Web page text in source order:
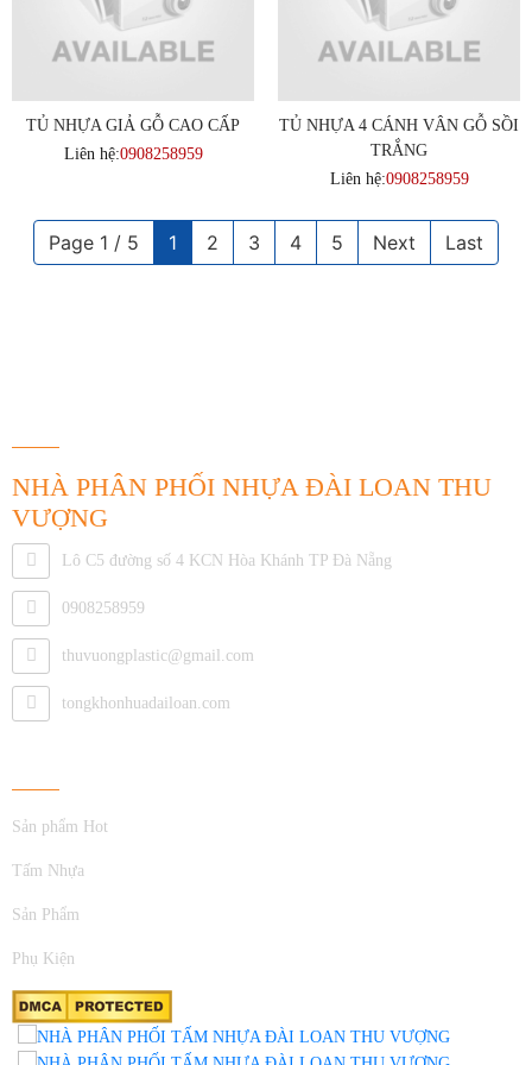
TỦ NHỰA GIẢ GỖ CAO CẤP
Liên hệ:0908258959
TỦ NHỰA 4 CÁNH VÂN GỖ SỒI
TRẮNG
Liên hệ:0908258959
Page 1 / 5 1 2 3 4 5 Next Last
NHÀ PHÂN PHỐI NHỰA ĐÀI LOAN THU
VƯỢNG
Lô C5 đường số 4 KCN Hòa Khánh TP Đà Nẵng
0908258959
thuvuongplastic@gmail.com
tongkhonhuadailoan.com
Sản phẩm Hot
Tấm Nhựa
Sản Phẩm
Phụ Kiện